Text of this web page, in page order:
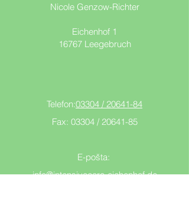
Nicole Genzow-Richter
Eichenhof 1
16767 Leegebruch
Telefon:03304 / 20641-84
Fax: 03304 / 20641-85
E-pošta:
info@intensivecare-eichenhof.de